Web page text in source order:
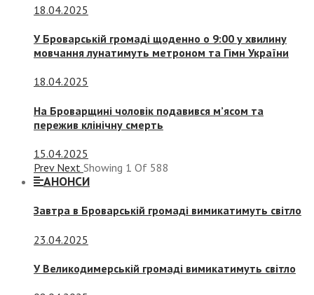
18.04.2025
У Броварській громаді щоденно о 9:00 у хвилину
мовчання лунатимуть метроном та Гімн України
18.04.2025
На Броварщині чоловік подавився м’ясом та
пережив клінічну смерть
15.04.2025
Prev Next Showing 1 Of 588
АНОНСИ
Завтра в Броварській громаді вимикатимуть світло
23.04.2025
У Великодимерській громаді вимикатимуть світло